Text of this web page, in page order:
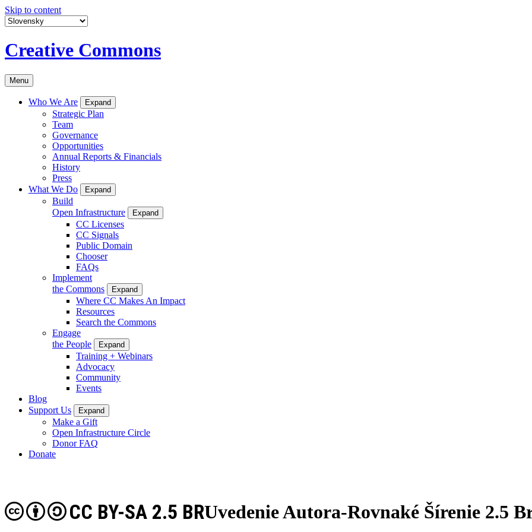
Skip to content
Creative Commons
Menu
Who We Are Expand
Strategic Plan
Team
Governance
Opportunities
Annual Reports & Financials
History
Press
What We Do
Expand
Build
Open Infrastructure
Expand
CC Licenses
CC Signals
Public Domain
Chooser
FAQs
Implement
the Commons
Expand
Where CC Makes An Impact
Resources
Search the Commons
Engage
the People
Expand
Training + Webinars
Advocacy
Community
Events
Blog
Support Us
Expand
Make a Gift
Open Infrastructure Circle
Donor FAQ
Donate
Uvedenie Autora-Rovnaké Šírenie 2.5
CC BY-SA 2.5 BR